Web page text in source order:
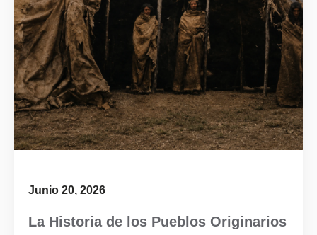
Junio 20, 2026
La Historia de los Pueblos Originarios